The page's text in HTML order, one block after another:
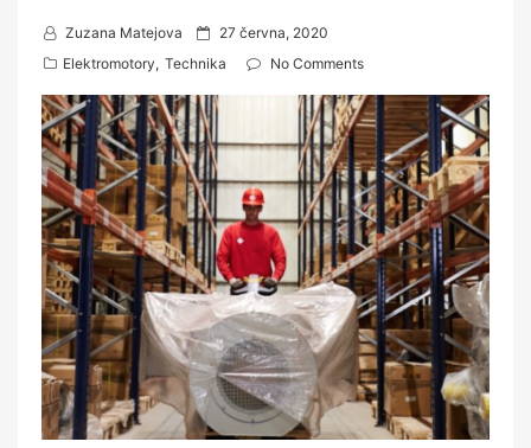
Zuzana Matejova
P
o
t
e
d
o
n
27 června, 2020
Elektromotory, Technika No Comments